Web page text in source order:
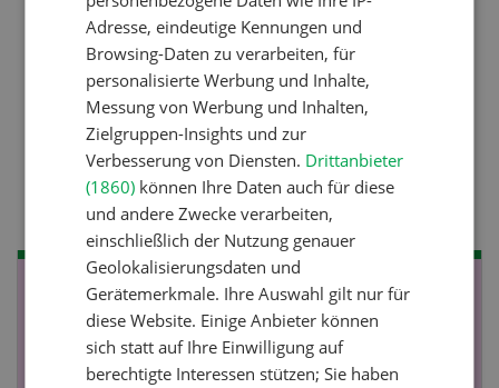
Raufutter aus dem Sack
Nutztiere
Stallklima - Hitzestress
verhindern
NOV
-
JAN
28
Adresse, eindeutige Kennungen und
Browsing-Daten zu verarbeiten, für
personalisierte Werbung und Inhalte,
Messung von Werbung und Inhalten,
Zielgruppen-Insights und zur
Verbesserung von Diensten. Drittanbieter
(1860) können Ihre Daten auch für diese
und andere Zwecke verarbeiten,
einschließlich der Nutzung genauer
Geolokalisierungsdaten und
Gerätemerkmale. Ihre Auswahl gilt nur für
diese Website. Einige Anbieter können
sich statt auf Ihre Einwilligung auf
berechtigte Interessen stützen; Sie haben